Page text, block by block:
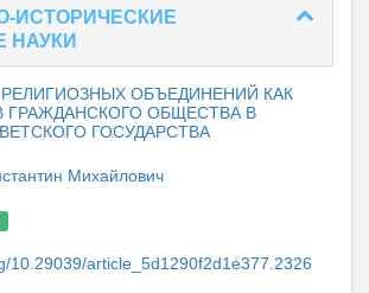
ИСТОРИЧЕСКИЕ
НАУКИ
ОБЪЕДИНЕНИЙ КАК
ГРАЖДАНСКОГО ОБЩЕСТВА В
ГОСУДАРСТВА
Михайлович
10.29039/article_5d1290f2d1e377.2326